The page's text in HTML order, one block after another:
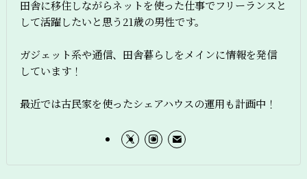
田舎に移住しながらネットを使った仕事でフリーランスと
して活躍したいと思う21歳の男性です。
ガジェット系や通信、田舎暮らしをメインに情報を発信
しています！
最近では古民家を使ったシェアハウスの運用も計画中！